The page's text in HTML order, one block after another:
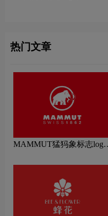
热门文章
MAMMUT猛犸象标志logo